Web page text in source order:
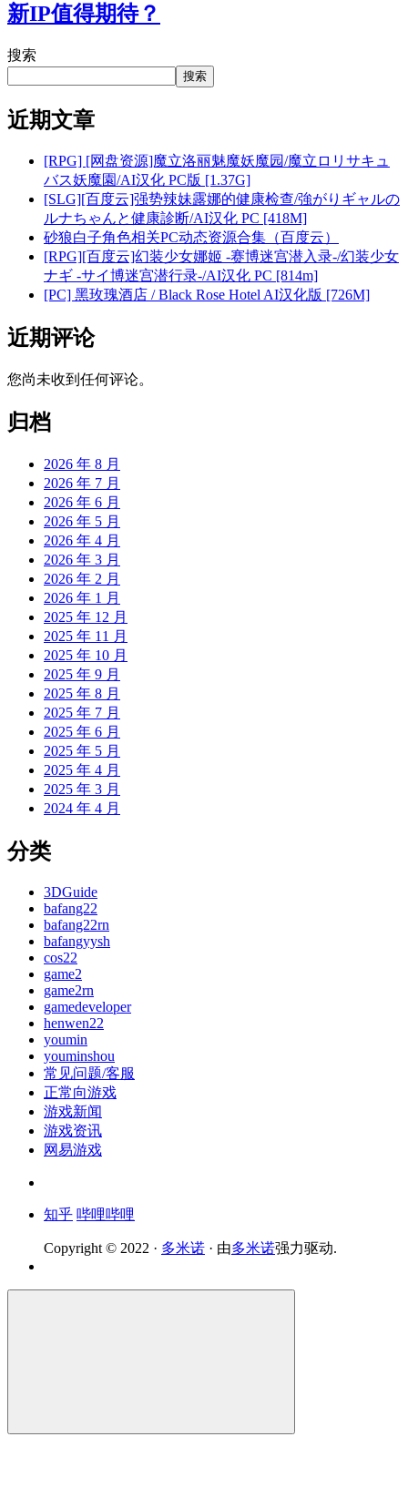
新IP值得期待？
搜索
搜索
近期文章
[RPG] [网盘资源]魔立洛丽魅魔妖魔园/魔立ロリサキュ
バス妖魔園/AI汉化 PC版 [1.37G]
[SLG][百度云]强势辣妹露娜的健康检查/強がりギャルの
ルナちゃんと健康診断/AI汉化 PC [418M]
砂狼白子角色相关PC动态资源合集（百度云）
[RPG][百度云]幻装少女娜姬 -赛博迷宫潜入录-/幻装少女
ナギ -サイ博迷宫潜行录-/AI汉化 PC [814m]
[PC] 黑玫瑰酒店 / Black Rose Hotel AI汉化版 [726M]
近期评论
您尚未收到任何评论。
归档
2026 年 8 月
2026 年 7 月
2026 年 6 月
2026 年 5 月
2026 年 4 月
2026 年 3 月
2026 年 2 月
2026 年 1 月
2025 年 12 月
2025 年 11 月
2025 年 10 月
2025 年 9 月
2025 年 8 月
2025 年 7 月
2025 年 6 月
2025 年 5 月
2025 年 4 月
2025 年 3 月
2024 年 4 月
分类
3DGuide
bafang22
bafang22rn
bafangyysh
cos22
game2
game2rn
gamedeveloper
henwen22
youmin
youminshou
常见问题/客服
正常向游戏
游戏新闻
游戏资讯
网易游戏
知乎 哔哩哔哩
Copyright © 2022 · 多米诺 · 由多米诺强力驱动.